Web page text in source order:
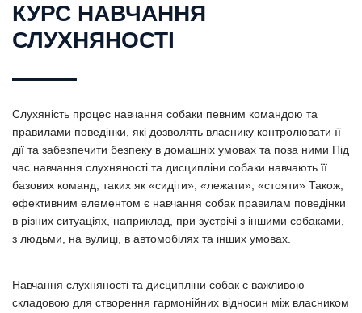
КУРС НАВЧАННЯ
СЛУХНЯНОСТІ
Слухяність процес навчання собаки певним командою та
правилами поведінки, які дозволять власнику контролювати її
дії та забезпечити безпеку в домашніх умовах та поза ними Під
час навчання слухняності та дисципліни собаки навчають її
базових команд, таких як «сидіти», «лежати», «стояти» Також,
ефективним елементом є навчання собак правилам поведінки
в різних ситуаціях, наприклад, при зустрічі з іншими собаками,
з людьми, на вулиці, в автомобілях та інших умовах.
Навчання слухняності та дисципліни собак є важливою
складовою для створення гармонійних відносин між власником